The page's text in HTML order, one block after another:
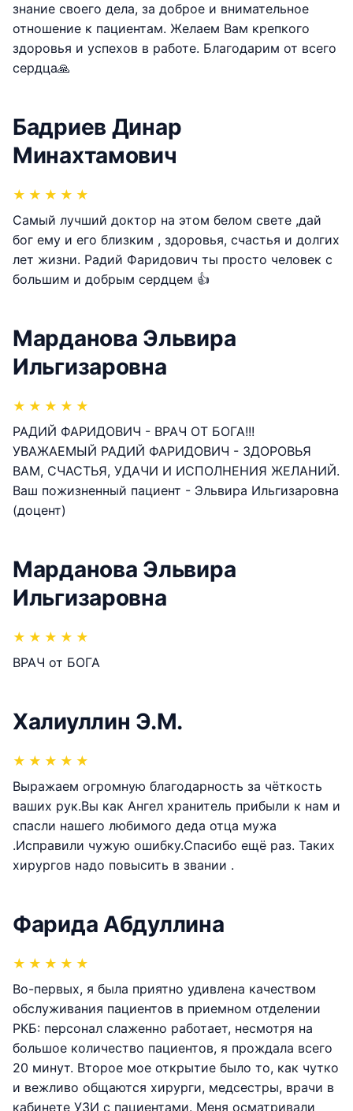
знание своего дела, за доброе и внимательное
отношение к пациентам. Желаем Вам крепкого
здоровья и успехов в работе. Благодарим от всего
сердца🙏
Бадриев Динар
Минахтамович
★ ★ ★ ★ ★
Самый лучший доктор на этом белом свете ,дай
бог ему и его близким , здоровья, счастья и долгих
лет жизни. Радий Фаридович ты просто человек с
большим и добрым сердцем 👍
Марданова Эльвира
Ильгизаровна
★ ★ ★ ★ ★
РАДИЙ ФАРИДОВИЧ - ВРАЧ ОТ БОГА!!!
УВАЖАЕМЫЙ РАДИЙ ФАРИДОВИЧ - ЗДОРОВЬЯ
ВАМ, СЧАСТЬЯ, УДАЧИ И ИСПОЛНЕНИЯ ЖЕЛАНИЙ.
Ваш пожизненный пациент - Эльвира Ильгизаровна
(доцент)
Марданова Эльвира
Ильгизаровна
★ ★ ★ ★ ★
ВРАЧ от БОГА
Халиуллин Э.М.
★ ★ ★ ★ ★
Выражаем огромную благодарность за чёткость
ваших рук.Вы как Ангел хранитель прибыли к нам и
спасли нашего любимого деда отца мужа
.Исправили чужую ошибку.Спасибо ещё раз. Таких
хирургов надо повысить в звании .
Фарида Абдуллина
★ ★ ★ ★ ★
Во-первых, я была приятно удивлена качеством
обслуживания пациентов в приемном отделении
РКБ: персонал слаженно работает, несмотря на
большое количество пациентов, я прождала всего
20 минут. Второе мое открытие было то, как чутко
и вежливо общаются хирурги, медсестры, врачи в
кабинете УЗИ с пациентами. Меня осматривали